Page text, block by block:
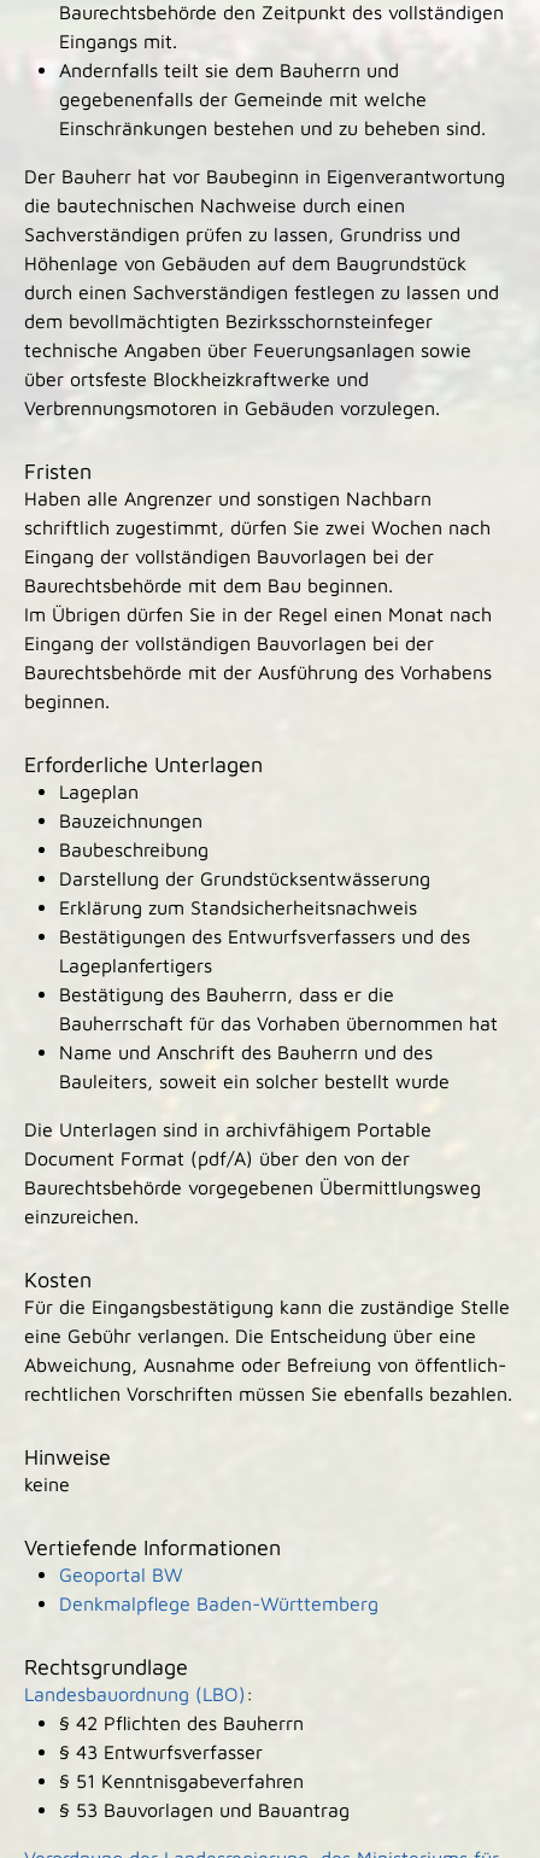
Baurechtsbehörde den Zeitpunkt des vollständigen
Eingangs mit.
Andernfalls teilt sie dem Bauherrn und
gegebenenfalls der Gemeinde mit welche
Einschränkungen bestehen und zu beheben sind.
Der Bauherr hat vor Baubeginn in Eigenverantwortung
die bautechnischen Nachweise durch einen
Sachverständigen prüfen zu lassen, Grundriss und
Höhenlage von Gebäuden auf dem Baugrundstück
durch einen Sachverständigen festlegen zu lassen und
dem bevollmächtigten Bezirksschornsteinfeger
technische Angaben über Feuerungsanlagen sowie
über ortsfeste Blockheizkraftwerke und
Verbrennungsmotoren in Gebäuden vorzulegen.
Fristen
Haben alle Angrenzer und sonstigen Nachbarn
schriftlich zugestimmt, dürfen Sie zwei Wochen nach
Eingang der vollständigen Bauvorlagen bei der
Baurechtsbehörde mit dem Bau beginnen.
Im Übrigen dürfen Sie in der Regel einen Monat nach
Eingang der vollständigen Bauvorlagen bei der
Baurechtsbehörde mit der Ausführung des Vorhabens
beginnen.
Erforderliche Unterlagen
Lageplan
Bauzeichnungen
Baubeschreibung
Darstellung der Grundstücksentwässerung
Erklärung zum Standsicherheitsnachweis
Bestätigungen des Entwurfsverfassers und des
Lageplanfertigers
Bestätigung des Bauherrn, dass er die
Bauherrschaft für das Vorhaben übernommen hat
Name und Anschrift des Bauherrn und des
Bauleiters, soweit ein solcher bestellt wurde
Die Unterlagen sind in archivfähigem Portable
Document Format (pdf/A) über den von der
Baurechtsbehörde vorgegebenen Übermittlungsweg
einzureichen.
Kosten
Für die Eingangsbestätigung kann die zuständige Stelle
eine Gebühr verlangen. Die Entscheidung über eine
Abweichung, Ausnahme oder Befreiung von öffentlich-
rechtlichen Vorschriften müssen Sie ebenfalls bezahlen.
Hinweise
keine
Vertiefende Informationen
Geoportal BW
Denkmalpflege Baden-Württemberg
Rechtsgrundlage
Landesbauordnung (LBO) :
§ 42 Pflichten des Bauherrn
§ 43 Entwurfsverfasser
§ 51 Kenntnisgabeverfahren
§ 53 Bauvorlagen und Bauantrag